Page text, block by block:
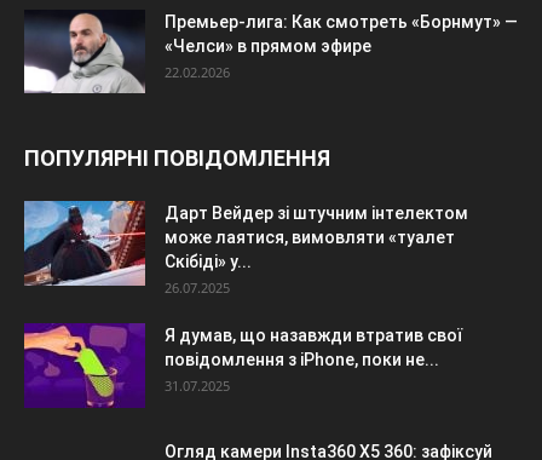
Премьер-лига: Как смотреть «Борнмут» —
«Челси» в прямом эфире
22.02.2026
ПОПУЛЯРНІ ПОВІДОМЛЕННЯ
Дарт Вейдер зі штучним інтелектом
може лаятися, вимовляти «туалет
Скібіді» у...
26.07.2025
Я думав, що назавжди втратив свої
повідомлення з iPhone, поки не...
31.07.2025
Огляд камери Insta360 X5 360: зафіксуй